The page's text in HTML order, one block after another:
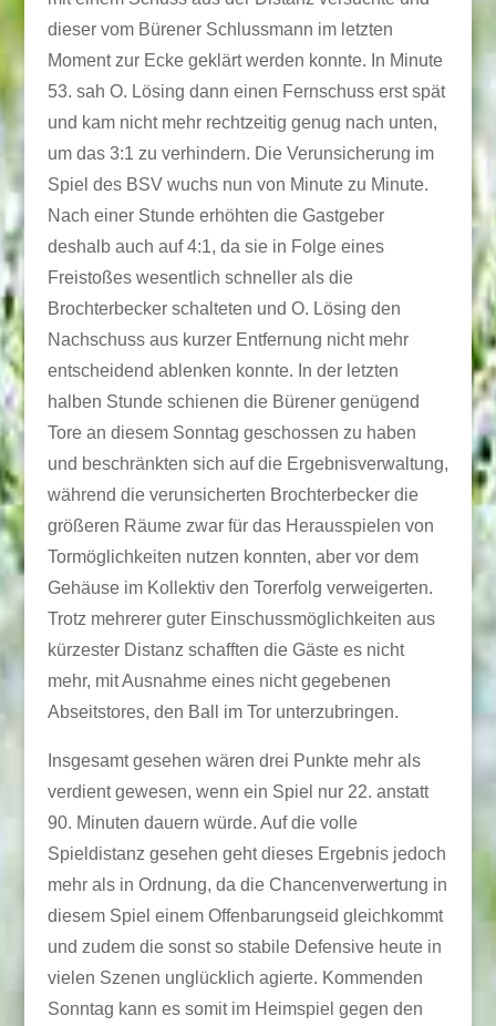
dieser vom Bürener Schlussmann im letzten
Moment zur Ecke geklärt werden konnte. In Minute
53. sah O. Lösing dann einen Fernschuss erst spät
und kam nicht mehr rechtzeitig genug nach unten,
um das 3:1 zu verhindern. Die Verunsicherung im
Spiel des BSV wuchs nun von Minute zu Minute.
Nach einer Stunde erhöhten die Gastgeber
deshalb auch auf 4:1, da sie in Folge eines
Freistoßes wesentlich schneller als die
Brochterbecker schalteten und O. Lösing den
Nachschuss aus kurzer Entfernung nicht mehr
entscheidend ablenken konnte. In der letzten
halben Stunde schienen die Bürener genügend
Tore an diesem Sonntag geschossen zu haben
und beschränkten sich auf die Ergebnisverwaltung,
während die verunsicherten Brochterbecker die
größeren Räume zwar für das Herausspielen von
Tormöglichkeiten nutzen konnten, aber vor dem
Gehäuse im Kollektiv den Torerfolg verweigerten.
Trotz mehrerer guter Einschussmöglichkeiten aus
kürzester Distanz schafften die Gäste es nicht
mehr, mit Ausnahme eines nicht gegebenen
Abseitstores, den Ball im Tor unterzubringen.
Insgesamt gesehen wären drei Punkte mehr als
verdient gewesen, wenn ein Spiel nur 22. anstatt
90. Minuten dauern würde. Auf die volle
Spieldistanz gesehen geht dieses Ergebnis jedoch
mehr als in Ordnung, da die Chancenverwertung in
diesem Spiel einem Offenbarungseid gleichkommt
und zudem die sonst so stabile Defensive heute in
vielen Szenen unglücklich agierte. Kommenden
Sonntag kann es somit im Heimspiel gegen den